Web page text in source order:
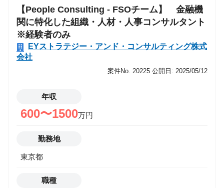
拡大/海外進出支援 ・営業改革/ビジネスモデル改革等
の売上拡大支援、業務改革、調達改革等のコスト削減
支援 ・経営管理体制の高度化支援、ガバナンス態勢構
築の支援、サステナビリティ経営の推進支援
【Railway & Real Estate（鉄道&不動産）】 ・沿線
価値向上（沿線の地方創生等）、ターミナル駅の
に資する顧客サービスの設計支援。 ・都市開発にお
ビスの導入支援 ・物件管理におけるデジタル化推進
都市OSを活用したビル開発/不動産開発、BIM/CIMの
推進支援 ・PPP/PFI等の官民連携市場への参入支援
・MICE/イベント事業の海外展開支援
【People Consulting - FSOチーム】 金融機
関に特化した組織・人材・人事コンサルタント
※経験者のみ
EYストラテジー・アンド・コンサルティング株式
会社
案件No. 20225 公開日: 2025/05/12
年収
600〜1500万円
勤務地
東京都
職種